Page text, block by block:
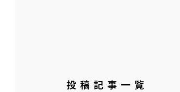
投稿記事一覧